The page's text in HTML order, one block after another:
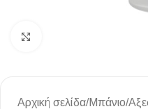
Αρχική σελίδα/Μπάνιο/